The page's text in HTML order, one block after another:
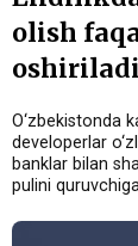
olish
oshiriladi
O‘zbekistonda
developerlar
banklar bilan
pulini